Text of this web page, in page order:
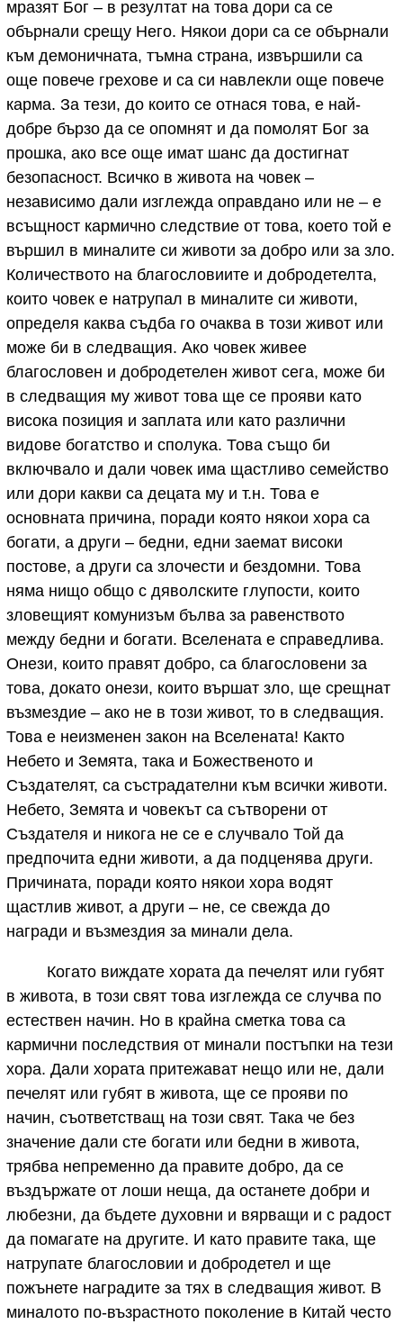
мразят Бог – в резултат на това дори са се
обърнали срещу Него. Някои дори са се обърнали
към демоничната, тъмна страна, извършили са
още повече грехове и са си навлекли още повече
карма. За тези, до които се отнася това, е най-
добре бързо да се опомнят и да помолят Бог за
прошка, ако все още имат шанс да достигнат
безопасност. Всичко в живота на човек –
независимо дали изглежда оправдано или не – е
всъщност кармично следствие от това, което той е
вършил в миналите си животи за добро или за зло.
Количеството на благословиите и добродетелта,
които човек е натрупал в миналите си животи,
определя каква съдба го очаква в този живот или
може би в следващия. Ако човек живее
благословен и добродетелен живот сега, може би
в следващия му живот това ще се прояви като
висока позиция и заплата или като различни
видове богатство и сполука. Това също би
включвало и дали човек има щастливо семейство
или дори какви са децата му и т.н. Това е
основната причина, поради която някои хора са
богати, а други – бедни, едни заемат високи
постове, а други са злочести и бездомни. Това
няма нищо общо с дяволските глупости, които
зловещият комунизъм бълва за равенството
между бедни и богати. Вселената е справедлива.
Онези, които правят добро, са благословени за
това, докато онези, които вършат зло, ще срещнат
възмездие – ако не в този живот, то в следващия.
Това е неизменен закон на Вселената! Както
Небето и Земята, така и Божественото и
Създателят, са състрадателни към всички животи.
Небето, Земята и човекът са сътворени от
Създателя и никога не се е случвало Той да
предпочита едни животи, а да подценява други.
Причината, поради която някои хора водят
щастлив живот, а други – не, се свежда до
награди и възмездия за минали дела.
Когато виждате хората да печелят или губят
в живота, в този свят това изглежда се случва по
естествен начин. Но в крайна сметка това са
кармични последствия от минали постъпки на тези
хора. Дали хората притежават нещо или не, дали
печелят или губят в живота, ще се прояви по
начин, съответстващ на този свят. Така че без
значение дали сте богати или бедни в живота,
трябва непременно да правите добро, да се
въздържате от лоши неща, да останете добри и
любезни, да бъдете духовни и вярващи и с радост
да помагате на другите. И като правите така, ще
натрупате благословии и добродетел и ще
пожънете наградите за тях в следващия живот. В
миналото по-възрастното поколение в Китай често